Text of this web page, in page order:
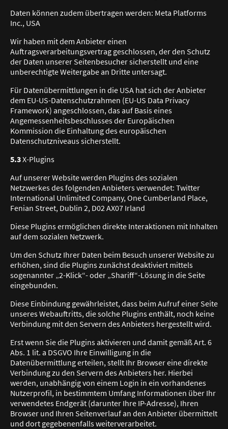
Daten können zudem übertragen werden: Meta Platforms
Inc., USA
Wir haben mit dem Anbieter einen
Auftragsverarbeitungsvertrag geschlossen, der den Schutz
der Daten unserer Seitenbesucher sicherstellt und eine
unberechtigte Weitergabe an Dritte untersagt.
Für Datenübermittlungen in die USA hat sich der Anbieter
dem EU-US-Datenschutzrahmen (EU-US Data Privacy
Framework) angeschlossen, das auf Basis eines
Angemessenheitsbeschlusses der Europäischen
Kommission die Einhaltung des europäischen
Datenschutzniveaus sicherstellt.
5.3X-Plugins
Auf unserer Website werden Plugins des sozialen
Netzwerkes des folgenden Anbieters verwendet: Twitter
International Unlimited Company, One Cumberland Place,
Fenian Street, Dublin 2, D02 AX07 Irland
Diese Plugins ermöglichen direkte Interaktionen mit Inhalten
auf dem sozialen Netzwerk.
Um den Schutz Ihrer Daten beim Besuch unserer Website zu
erhöhen, sind die Plugins zunächst deaktiviert mittels
sogenannter „2-Klick“- oder „Shariff“-Lösung in die Seite
eingebunden.
Diese Einbindung gewährleistet, dass beim Aufruf einer Seite
unseres Webauftritts, die solche Plugins enthält, noch keine
Verbindung mit den Servern des Anbieters hergestellt wird.
Erst wenn Sie die Plugins aktivieren und damit gemäß Art. 6
Abs. 1 lit. a DSGVO Ihre Einwilligung in die
Datenübermittlung erteilen, stellt Ihr Browser eine direkte
Verbindung zu den Servern des Anbieters her. Hierbei
werden, unabhängig von einem Login in ein vorhandenes
Nutzerprofil, in bestimmtem Umfang Informationen über Ihr
verwendetes Endgerät (darunter Ihre IP-Adresse), Ihren
Browser und Ihren Seitenverlauf an den Anbieter übermittelt
und dort gegebenenfalls weiterverarbeitet.